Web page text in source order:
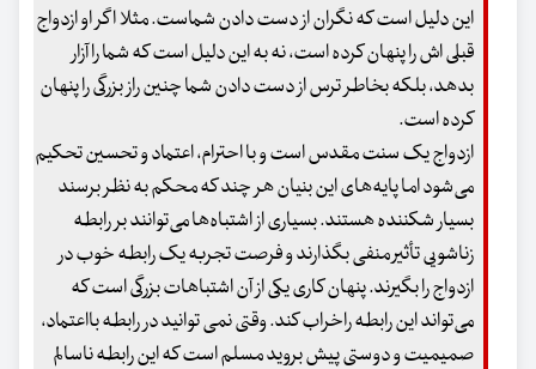
این دلیل است که نگران از دست دادن شماست. مثلا اگر او ازدواج
قبلی اش را پنهان کرده است، نه به این دلیل است که شما را آزار
بدهد، بلکه بخاطر ترس از دست دادن شما چنین راز بزرگی را پنهان
کرده است.
ازدواج یک سنت مقدس است و با احترام، اعتماد و تحسین تحکیم
می‌شود اما پایه‌های این بنیان هر چند که محکم به نظر برسند
بسیار شکننده هستند. بسیاری از اشتباه‌ها می‌توانند بر رابطه
زناشویی تأثیر منفی بگذارند و فرصت تجربه یک رابطه خوب در
ازدواج را بگیرند. پنهان کاری یکی از آن اشتباهات بزرگی است که
می‌تواند این رابطه راخراب کند. وقتی نمی توانید در رابطه بااعتماد،
صمیمیت و دوستی پیش بروید مسلم است که این رابطه ناسالم